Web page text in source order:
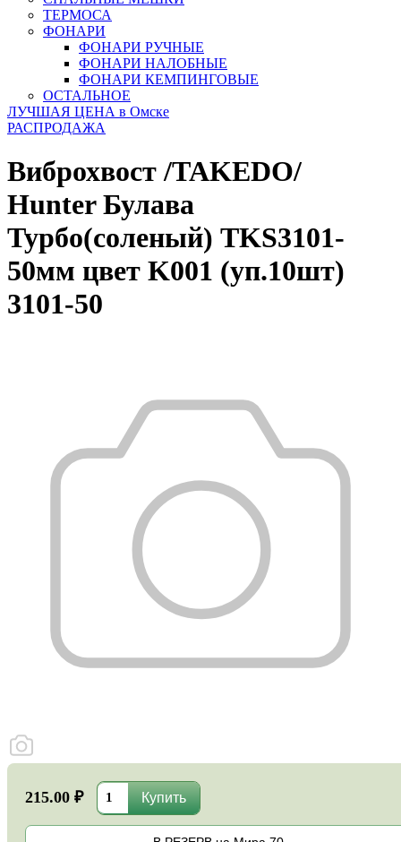
ТЕРМОСА
ФОНАРИ
ФОНАРИ РУЧНЫЕ
ФОНАРИ НАЛОБНЫЕ
ФОНАРИ КЕМПИНГОВЫЕ
ОСТАЛЬНОЕ
ЛУЧШАЯ ЦЕНА в Омске
РАСПРОДАЖА
Виброхвост /TAKEDO/
Hunter Булава
Турбо(соленый) TKS3101-
50мм цвет K001 (уп.10шт)
3101-50
215.00 ₽